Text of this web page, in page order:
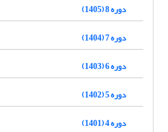
دوره 8 (1405)
دوره 7 (1404)
دوره 6 (1403)
دوره 5 (1402)
دوره 4 (1401)